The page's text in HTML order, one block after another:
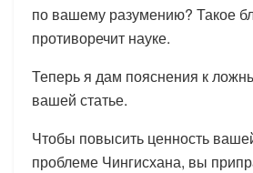
по вашему разумению? Такое
противоречит науке.
Теперь я дам пояснения к
вашей статье.
Чтобы повысить ценность
проблеме Чингисхана, вы